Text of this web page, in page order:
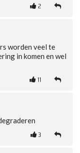
2
worden veel te
in komen en wel
11
3